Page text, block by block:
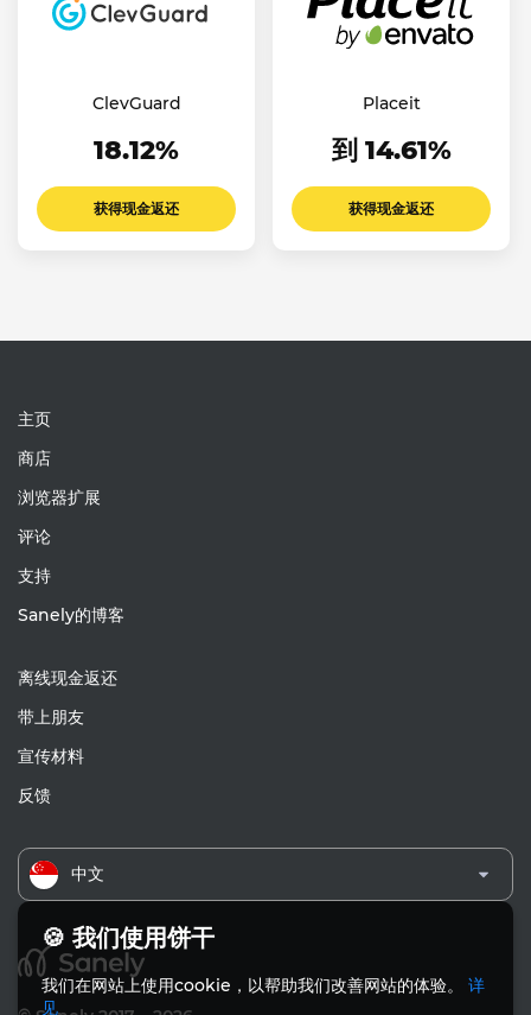
ClevGuard
18.12%
获得现金返还
Placeit
到 14.61%
获得现金返还
主页
商店
浏览器扩展
评论
支持
Sanely的博客
离线现金返还
带上朋友
宣传材料
反馈
中文
🍪 我们使用饼干
我们在网站上使用cookie，以帮助我们改善网站的体验。 详
见